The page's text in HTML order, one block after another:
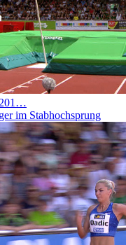
201…
im Stabhochsprung